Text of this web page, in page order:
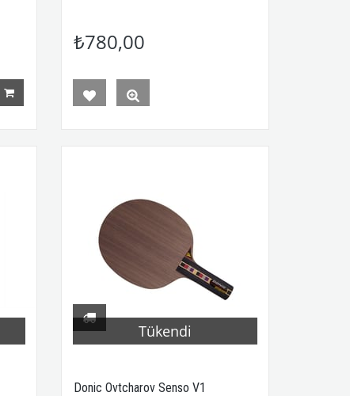
₺780,00
Tükendi
Donic Ovtcharov Senso V1